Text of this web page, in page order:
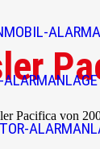
ALARMANLAGE
Pacifica von